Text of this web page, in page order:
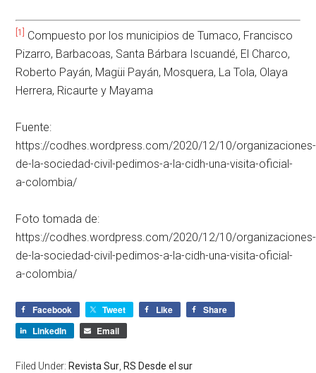
[1]
Compuesto por los municipios de Tumaco, Francisco
Pizarro, Barbacoas, Santa Bárbara Iscuandé, El Charco,
Roberto Payán, Magüi Payán, Mosquera, La Tola, Olaya
Herrera, Ricaurte y Mayama
Fuente:
https://codhes.wordpress.com/2020/12/10/organizaciones-
de-la-sociedad-civil-pedimos-a-la-cidh-una-visita-oficial-
a-colombia/
Foto tomada de:
https://codhes.wordpress.com/2020/12/10/organizaciones-
de-la-sociedad-civil-pedimos-a-la-cidh-una-visita-oficial-
a-colombia/
Facebook Tweet Like
Share
LinkedIn
Email
Filed Under: Revista Sur RS Desde el sur